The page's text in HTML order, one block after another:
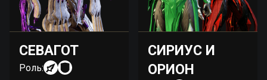
СЕВАГОТ
Роль:
СИРИУС И
ОРИОН